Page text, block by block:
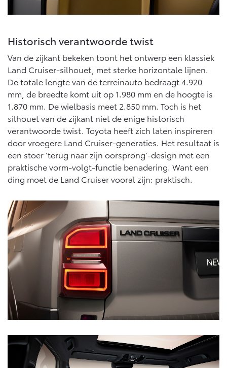
Historisch verantwoorde twist
Van de zijkant bekeken toont het ontwerp een klassiek
Land Cruiser-silhouet, met sterke horizontale lijnen.
De totale lengte van de terreinauto bedraagt 4.920
mm, de breedte komt uit op 1.980 mm en de hoogte is
1.870 mm. De wielbasis meet 2.850 mm. Toch is het
silhouet van de zijkant niet de enige historisch
verantwoorde twist. Toyota heeft zich laten inspireren
door vroegere Land Cruiser-generaties. Het resultaat is
een stoer ‘terug naar zijn oorsprong’-design met een
praktische vorm-volgt-functie benadering. Want een
ding moet de Land Cruiser vooral zijn: praktisch.